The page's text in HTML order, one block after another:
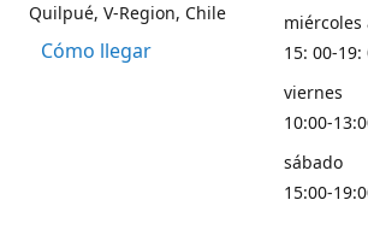
Quilpué, V-Region, Chile
Cómo llegar
miércoles
15: 00-19:
viernes
10:00-
sábado
15:00-